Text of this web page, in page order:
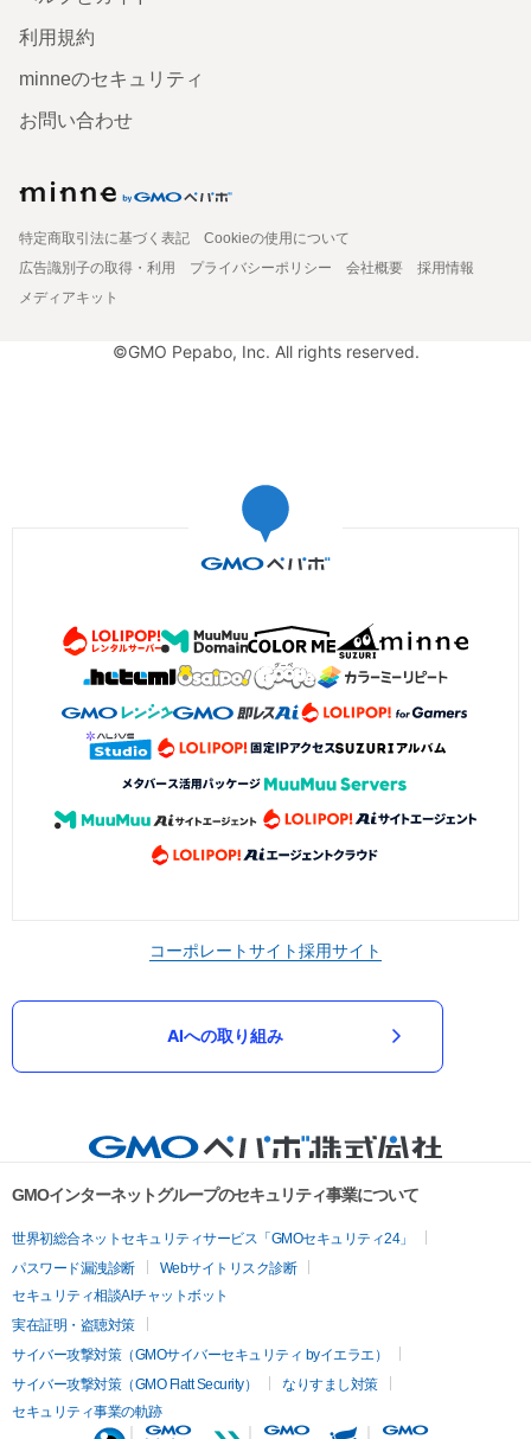
利用規約
minneのセキュリティ
お問い合わせ
特定商取引法に基づく表記
Cookieの使用について
広告識別子の取得・利用
プライバシーポリシー 会社概要
採用情報
メディアキット
©GMO Pepabo, Inc. All rights reserved.
コーポレートサイト採用サイト
AIへの取り組み
GMOインターネットグループのセキュリティ事業について
世界初総合ネットセキュリティサービス「GMOセキュリティ24」
パスワード漏洩診断
Webサイトリスク診断
セキュリティ相談AIチャットボット
実在証明・盗聴対策
サイバー攻撃対策（GMOサイバーセキュリティ byイエラエ）
サイバー攻撃対策（GMO Flatt Security）
なりすまし対策
セキュリティ事業の軌跡